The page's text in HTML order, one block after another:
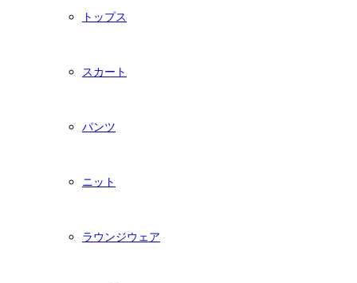
トップス
スカート
パンツ
ニット
ラウンジウェア